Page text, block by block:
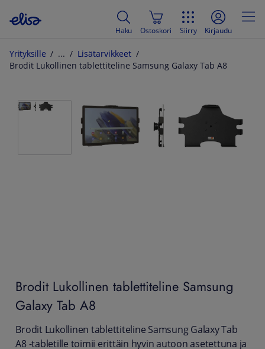
Haku Ostoskori Siirry Kirjaudu
Yrityksille
Lisätarvikkeet
Brodit Lukollinen tablettiteline Samsung Galaxy Tab A8
Brodit Lukollinen tablettiteline Samsung
Galaxy Tab A8
Brodit Lukollinen tablettiteline Samsung Galaxy Tab
A8 -tabletille toimii erittäin hyvin autoon asetettuna ja